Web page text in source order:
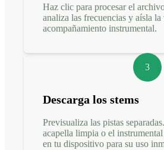
Haz clic para procesar el
analiza las frecuencias y aísla la
acompañamiento instrumental.
3
Descarga los stems
Previsualiza las pistas
acapella limpia o el
en tu dispositivo para su uso